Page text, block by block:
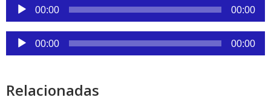
Reproductor
de
audio
00:00 00:00
Reproductor
de
00:00 00:00
Relacionadas